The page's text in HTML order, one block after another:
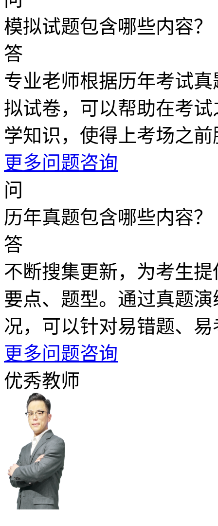
模拟试题包含哪些内容？
答
专业老师根据历年考试
拟试卷，可以帮助在考
学知识，使得上考场之
更多问题咨询
问
历年真题包含哪些内容？
答
不断搜集更新，为考生
要点、题型。通过真题
况，可以针对易错题、
更多问题咨询
优秀教师